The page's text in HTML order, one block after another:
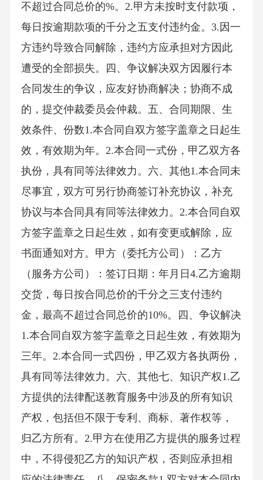
不超过合同总价的%。2.甲方未按时支付款项，
每日按逾期款项的千分之五支付违约金。3.因一
方违约导致合同解除，违约方应承担对方因此
遭受的全部损失。四、争议解决双方因履行本
合同发生的争议，应友好协商解决；协商不成
的，提交仲裁委员会仲裁。五、合同期限、生
效条件、份数1.本合同自双方签字盖章之日起生
效，有效期为年。2.本合同一式份，甲乙双方各
执份，具有同等法律效力。六、其他1.本合同未
尽事宜，双方可另行协商签订补充协议，补充
协议与本合同具有同等法律效力。2.本合同自双
方签字盖章之日起生效，如有变更或解除，应
书面通知对方。甲方（委托方公司）：乙方
（服务方公司）：签订日期：年月日4.乙方逾期
交货，每日按合同总价的千分之三支付违约
金，最高不超过合同总价的10%。四、争议解决
1.本合同自双方签字盖章之日起生效，有效期为
三年。2.本合同一式四份，甲乙双方各执两份，
具有同等法律效力。六、其他七、知识产权1.乙
方提供的法律配送教育服务中涉及的所有知识
产权，包括但不限于专利、商标、著作权等，
归乙方所有。2.甲方在使用乙方提供的服务过程
中，不得侵犯乙方的知识产权，否则应承担相